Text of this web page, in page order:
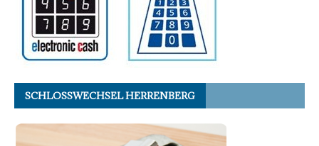
SCHLOSSWECHSEL HERRENBERG